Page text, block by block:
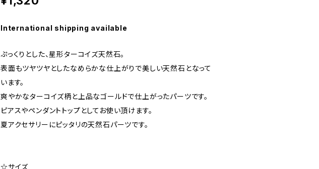
International shipping available
ぷっくりとした、星形ターコイズ天然石。
表面もツヤツヤとしたなめらかな仕上がりで美しい天然石となって
います。
爽やかなターコイズ柄と上品なゴールドで仕上がったパーツです。
ピアスやペンダントトップとしてお使い頂けます。
夏アクセサリーにピッタリの天然石パーツです。
☆サイズ